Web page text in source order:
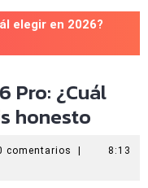
elegir en 2026?
Pro: ¿Cuál
honesto
comentarios
8:13